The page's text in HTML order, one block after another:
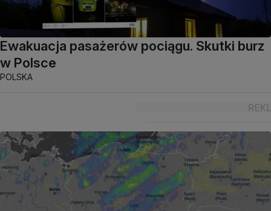
Ewakuacja pasażerów pociągu. Skutki burz
w Polsce
POLSKA